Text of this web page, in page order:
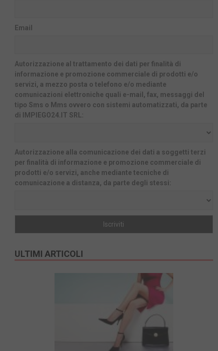
Email
Autorizzazione al trattamento dei dati per finalità di
informazione e promozione commerciale di prodotti e/o
servizi, a mezzo posta o telefono e/o mediante
comunicazioni elettroniche quali e-mail, fax, messaggi del
tipo Sms o Mms ovvero con sistemi automatizzati, da parte
di IMPIEGO24.IT SRL:
Autorizzazione alla comunicazione dei dati a soggetti terzi
per finalità di informazione e promozione commerciale di
prodotti e/o servizi, anche mediante tecniche di
comunicazione a distanza, da parte degli stessi:
ULTIMI ARTICOLI